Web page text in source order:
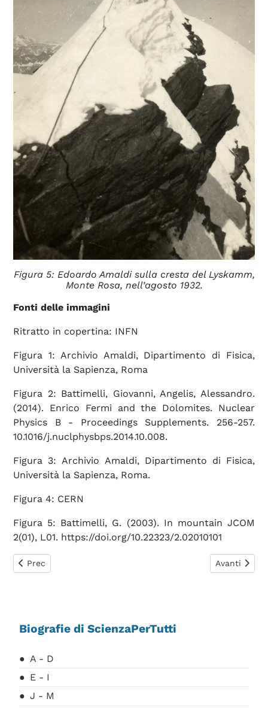
Figura 5: Edoardo Amaldi sulla cresta del Lyskamm,
Monte Rosa, nell’agosto 1932.
Fonti delle immagini
Ritratto in copertina: INFN
Figura 1: Archivio Amaldi, Dipartimento di Fisica,
Università la Sapienza, Roma
Figura 2: Battimelli, Giovanni, Angelis, Alessandro.
(2014). Enrico Fermi and the Dolomites. Nuclear
Physics B - Proceedings Supplements. 256-257.
10.1016/j.nuclphysbps.2014.10.008.
Figura 3: Archivio Amaldi, Dipartimento di Fisica,
Università la Sapienza, Roma.
Figura 4: CERN
Figura 5: Battimelli, G. (2003). In mountain JCOM
2(01), L01. https://doi.org/10.22323/2.02010101
Articolo precedente: Alvarez Luis
Prec Articolo
Avanti
Biografie di ScienzaPerTutti
A - D
E - I
J - M